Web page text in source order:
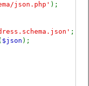
json.php' );
;
$json );